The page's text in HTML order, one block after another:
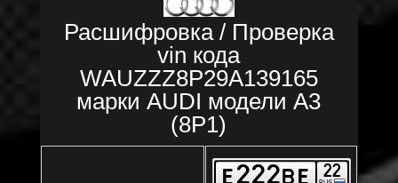
Расшифровка / Проверка
vin кода
WAUZZZ8P29A139165
марки AUDI модели A3
(8P1)